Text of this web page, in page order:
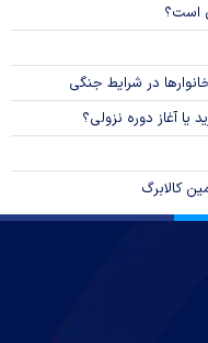
است؟
در شرایط جنگی